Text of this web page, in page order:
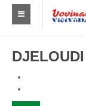
Europe